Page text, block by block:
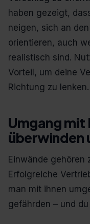
haben gezeigt,
neigen, sich an
orientieren, auch
realistisch sind.
Vorteil, um deine
Richtung zu lenken.
Umgang mit
überwinden
Einwände gehören
Erfolgreiche
man mit ihnen
gefährden – und